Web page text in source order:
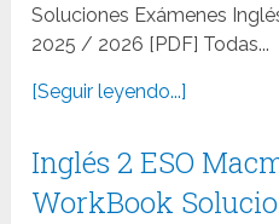
Soluciones Exámenes
2025 / 2026 [PDF] Todas...
[Seguir leyendo...]
Inglés 2 ESO
WorkBook